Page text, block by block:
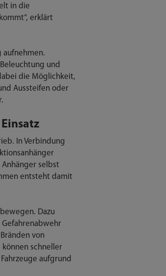
in die
erklärt
aufnehmen.
und
die Möglichkeit,
Aussteifen oder
In Verbindung
selbst
entsteht damit
Dazu
von
schneller
aufgrund